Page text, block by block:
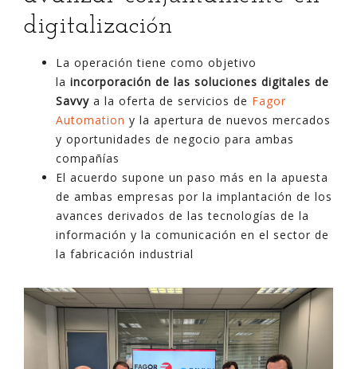
digitalización
La operación tiene como objetivo
la incorporación de las soluciones digitales de
Savvy a la oferta de servicios de Fagor
Automation y la apertura de nuevos mercados
y oportunidades de negocio para ambas
compañías
El acuerdo supone un paso más en la apuesta
de ambas empresas por la implantación de los
avances derivados de las tecnologías de la
información y la comunicación en el sector de
la fabricación industrial